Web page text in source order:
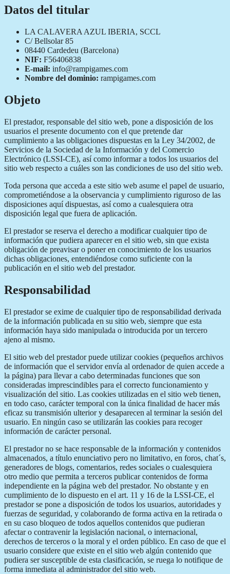
Datos del titular
LA CALAVERA AZUL IBERIA, SCCL
C/ Bellsolar 85
08440 Cardedeu (Barcelona)
NIF: F56406838
E-mail: info@rampigames.com
Nombre del dominio: rampigames.com
Objeto
El prestador, responsable del sitio web, pone a disposición de los
usuarios el presente documento con el que pretende dar
cumplimiento a las obligaciones dispuestas en la Ley 34/2002, de
Servicios de la Sociedad de la Información y del Comercio
Electrónico (LSSI-CE), así como informar a todos los usuarios del
sitio web respecto a cuáles son las condiciones de uso del sitio web.
Toda persona que acceda a este sitio web asume el papel de usuario,
comprometiéndose a la observancia y cumplimiento riguroso de las
disposiciones aquí dispuestas, así como a cualesquiera otra
disposición legal que fuera de aplicación.
El prestador se reserva el derecho a modificar cualquier tipo de
información que pudiera aparecer en el sitio web, sin que exista
obligación de preavisar o poner en conocimiento de los usuarios
dichas obligaciones, entendiéndose como suficiente con la
publicación en el sitio web del prestador.
Responsabilidad
El prestador se exime de cualquier tipo de responsabilidad derivada
de la información publicada en su sitio web, siempre que esta
información haya sido manipulada o introducida por un tercero
ajeno al mismo.
El sitio web del prestador puede utilizar cookies (pequeños archivos
de información que el servidor envía al ordenador de quien accede a
la página) para llevar a cabo determinadas funciones que son
consideradas imprescindibles para el correcto funcionamiento y
visualización del sitio. Las cookies utilizadas en el sitio web tienen,
en todo caso, carácter temporal con la única finalidad de hacer más
eficaz su transmisión ulterior y desaparecen al terminar la sesión del
usuario. En ningún caso se utilizarán las cookies para recoger
información de carácter personal.
El prestador no se hace responsable de la información y contenidos
almacenados, a título enunciativo pero no limitativo, en foros, chat´s,
generadores de blogs, comentarios, redes sociales o cualesquiera
otro medio que permita a terceros publicar contenidos de forma
independiente en la página web del prestador. No obstante y en
cumplimiento de lo dispuesto en el art. 11 y 16 de la LSSI-CE, el
prestador se pone a disposición de todos los usuarios, autoridades y
fuerzas de seguridad, y colaborando de forma activa en la retirada o
en su caso bloqueo de todos aquellos contenidos que pudieran
afectar o contravenir la legislación nacional, o internacional,
derechos de terceros o la moral y el orden público. En caso de que el
usuario considere que existe en el sitio web algún contenido que
pudiera ser susceptible de esta clasificación, se ruega lo notifique de
forma inmediata al administrador del sitio web.